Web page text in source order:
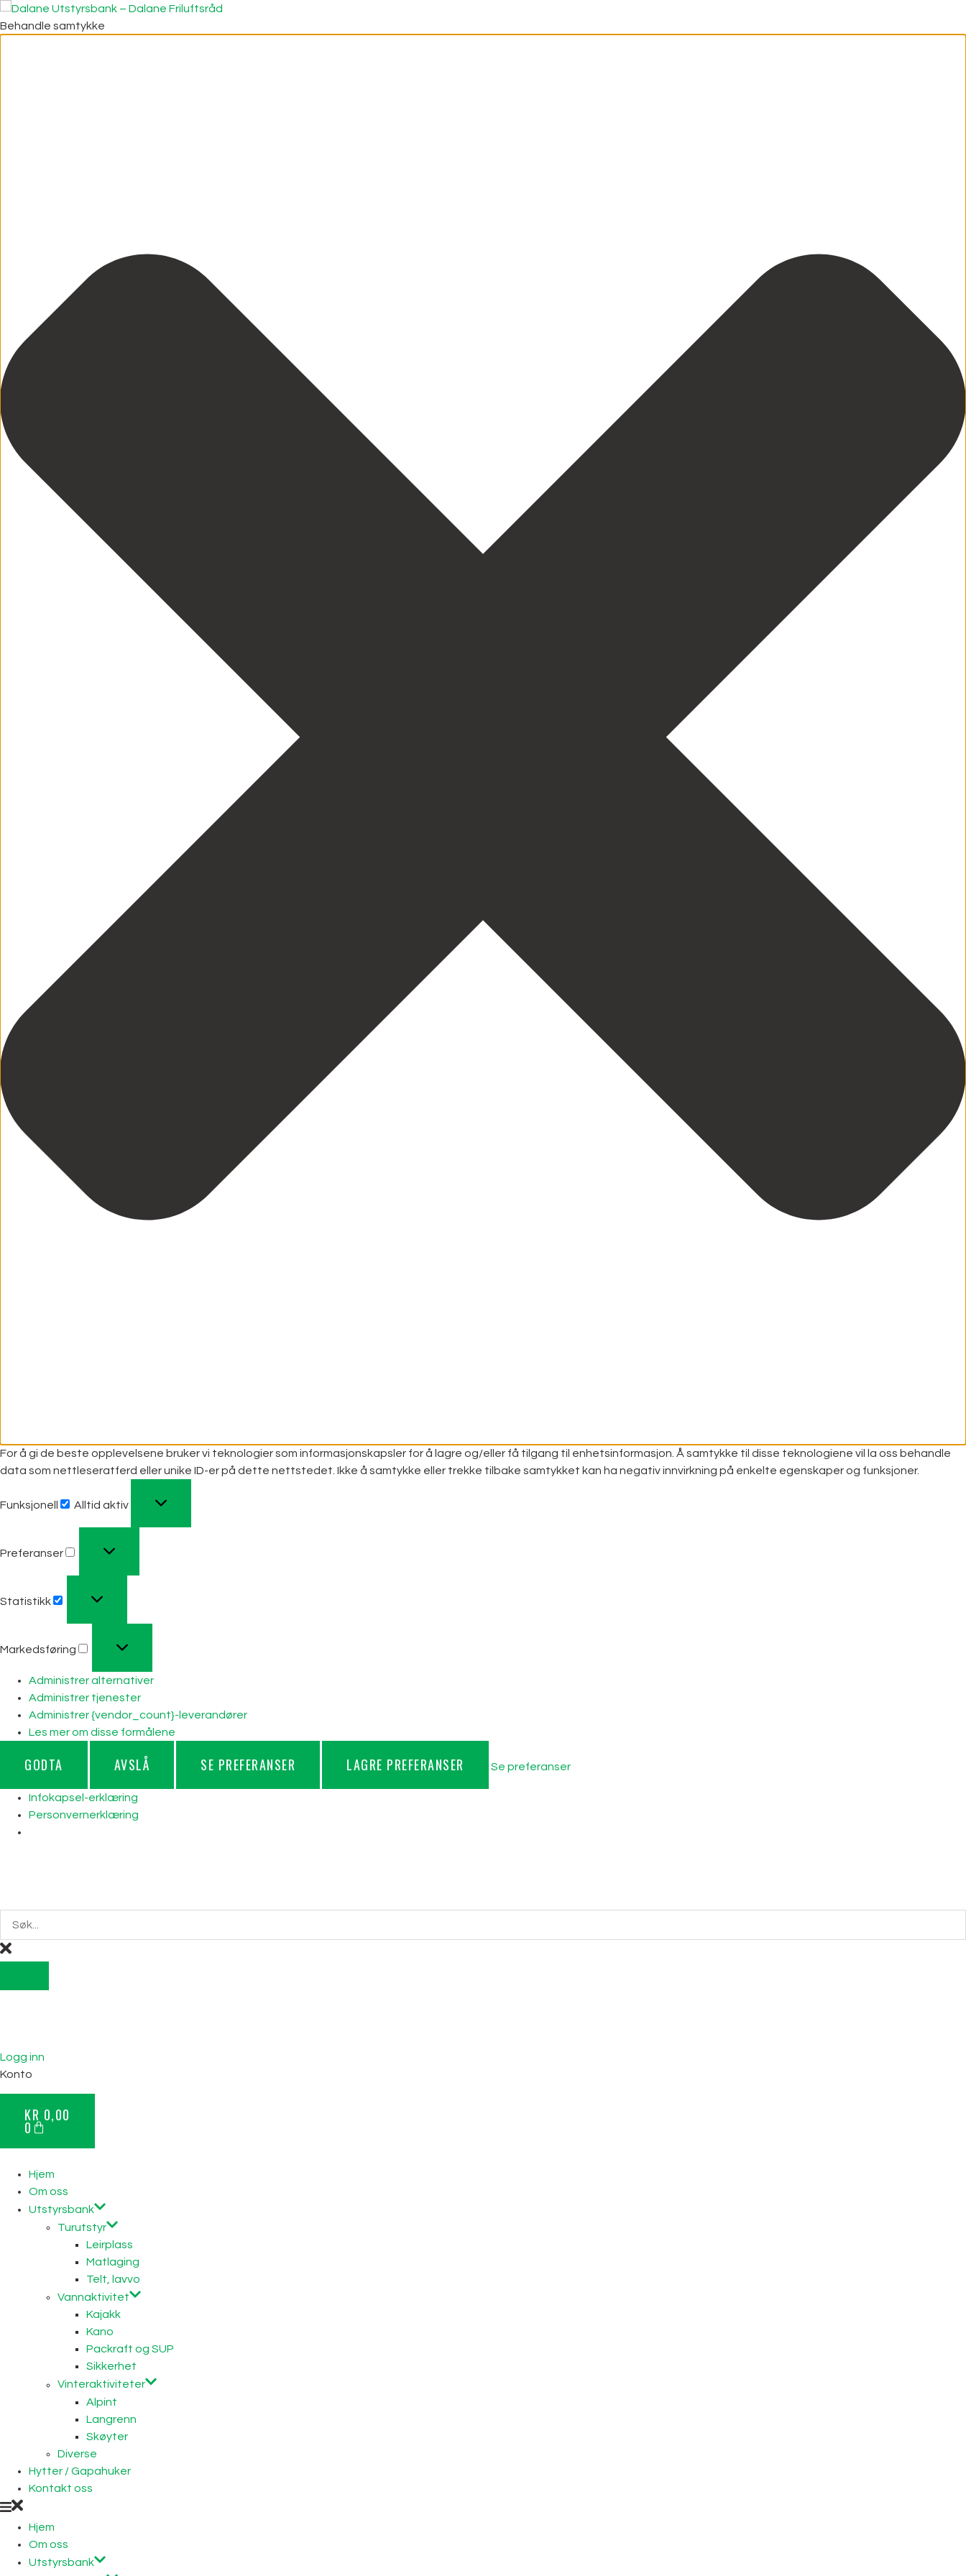
Behandle samtykke
For å gi de beste opplevelsene bruker vi teknologier som informasjonskapsler for å lagre og/eller få tilgang til enhetsinformasjon. Å samtykke til disse teknologiene vil la oss behandle
data som nettleseratferd eller unike ID-er på dette nettstedet. Ikke å samtykke eller trekke tilbake samtykket kan ha negativ innvirkning på enkelte egenskaper og funksjoner.
Funksjonell Alltid aktiv
Preferanser
Statistikk
Markedsføring
Administrer alternativer
Administrer tjenester
Administrer {vendor_count}-leverandører
Les mer om disse formålene
GODTA AVSLÅ SE PREFERANSER LAGRE PREFERANSER Se preferanser
Infokapsel-erklæring
Personvernerklæring
Logg inn
Konto
KR 0,00
0
Hjem
Om oss
Utstyrsbank
Turutstyr
Leirplass
Matlaging
Telt, lavvo
Vannaktivitet
Kajakk
Kano
Packraft og SUP
Sikkerhet
Vinteraktiviteter
Alpint
Langrenn
Skøyter
Diverse
Hytter / Gapahuker
Kontakt oss
Hjem
Om oss
Utstyrsbank